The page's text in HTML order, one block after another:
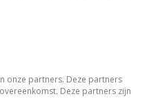
onze partners. Deze partners
Deze partners zijn